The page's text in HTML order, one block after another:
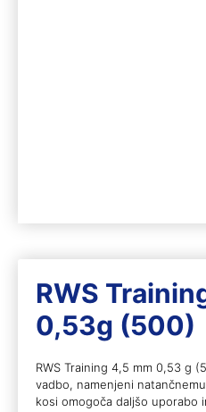
RWS
0,53g (500)
RWS Training 4,5 mm 0,53 g
vadbo, namenjeni
kosi omogoča daljšo uporabo